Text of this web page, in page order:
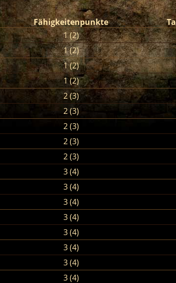
Fähigkeitenpunkte
1 (2)
1 (2)
1 (2)
1 (2)
2 (3)
2 (3)
2 (3)
2 (3)
2 (3)
3 (4)
3 (4)
3 (4)
3 (4)
3 (4)
3 (4)
3 (4)
3 (4)